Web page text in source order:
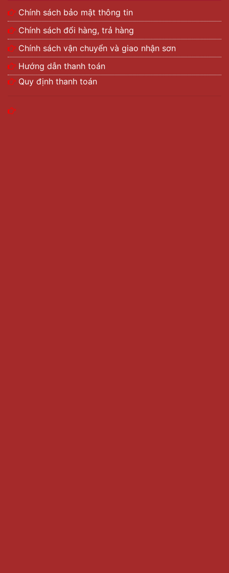
Chính sách bảo mật thông tin
Chính sách đổi hàng, trả hàng
Chính sách vận chuyển và giao nhận sơn
Hướng dẫn thanh toán
Quy định thanh toán